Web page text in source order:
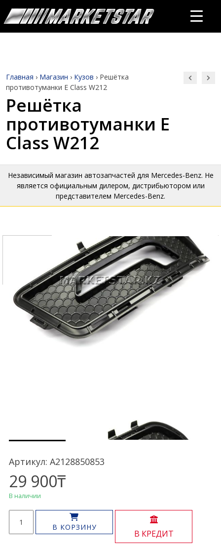
Главная › Магазин › Кузов › Решётка
противотуманки E Class W212
Решётка
противотуманки E
Class W212
Независимый магазин автозапчастей для Mercedes-Benz. Не
является официальным дилером, дистрибьютором или
представителем Mercedes-Benz.
Артикул: A2128850853
29 900₸
В наличии
товара
Решётка
В КОРЗИНУ
В КРЕДИТ